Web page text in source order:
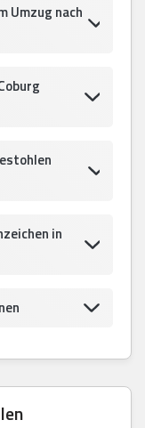
Umzug nach
in